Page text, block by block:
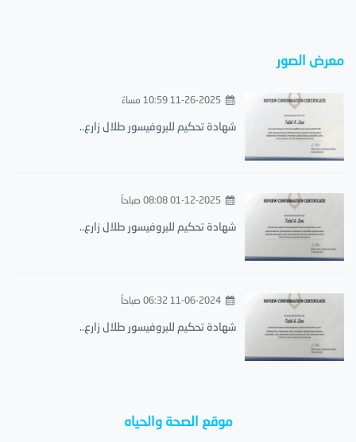
معرض الصور
11-26-2025 10:59 مساءً
شهادة تحكيم للبروفيسور طلال زارع..
01-12-2025 08:08 صباحاً
شهادة تحكيم للبروفيسور طلال زارع..
11-06-2024 06:32 صباحاً
شهادة تحكيم للبروفيسور طلال زارع..
موقع الصحة والحياه